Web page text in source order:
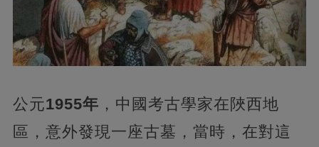
公元1955年 ，中國考古學家在陜西地
區，意外發現一座古墓，當時，在對這